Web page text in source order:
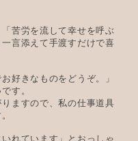
苦労を流して幸せを呼ぶ
言添えて手渡すだけで喜
好きなものをどうぞ。」
す。
ますので、私の仕事道具
れています」とおっしゃ